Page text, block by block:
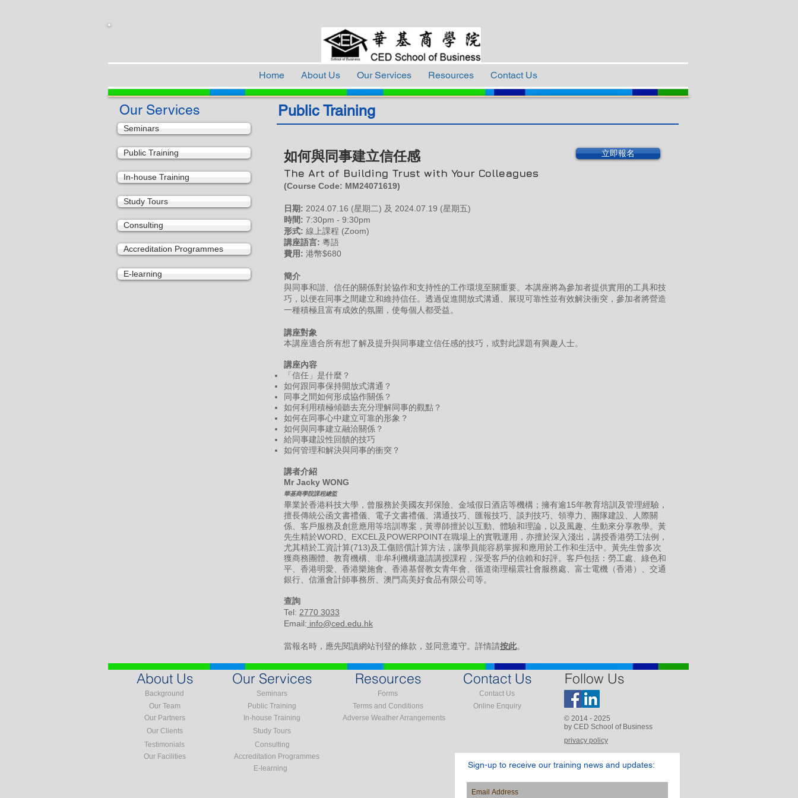
Home About Us Our Services Resources Contact Us
Our Services
Seminars
Public Training
In-house Training
Study Tours
Consulting
Accreditation Programmes
E-learning
Public Training
如何與同事建立信任感
The Art of Building Trust with Your Colleagues
(Course Code: MM24071619)
日期: 2024 .07.16 (星期二) 及 2024.07 .19 (星期五)
時間: 7:30pm - 9:30pm
形式: 線上課程 (Zoom)
講座語言: 粵語
費用: 港幣$680
簡介
與同事和諧、信任的關係對於協作和支持性的工作環境至關重要。本講座將為參加者提供實用的工具和技
巧，以便在同事之間建立和維持信任。透過促進開放式溝通、展現可靠性並有效解決衝突，參加者將營造
一種積極且富有成效的氛圍，使每個人都受益。
講座對象
本講座適合所有想了解及提升與同事建立信任感的技巧，或對此課題有興趣人士。
講座內容
「信任」是什麼？
如何跟同事保持開放式溝通？
同事之間如何形成協作關係？
如何利用積極傾聽去充分理解同事的觀點？
如何在同事心中建立可靠的形象？
如何與同事建立融洽關係？
給同事建設性回饋的技巧
如何管理和解決與同事的衝突？
講者介紹
Mr Jacky WONG
華基商學院課程總監
畢業於香港科技大學，曾服務於美國友邦保險、金域假日酒店等機構；擁有逾15年教育培訓及管理經驗，
擅長傳統公函文書禮儀、電子文書禮儀、溝通技巧、匯報技巧、談判技巧、領導力、團隊建設、人際關
係、客戶服務及創意應用等培訓專案，黃導師擅於以互動、體驗和理論，以及風趣、生動來分享教學。黃
先生精於WORD、EXCEL及POWERPOINT在職場上的實戰運用，亦擅於深入淺出，講授香港勞工法例，
尤其精於工資計算(713)及工傷賠償計算方法，讓學員能容易掌握和應用於工作和生活中。黃先生曾多次
獲商務團體、教育機構、非牟利機構邀請講授課程，深受客戶的信賴和好評。客戶包括：勞工處、綠色和
平、香港明愛、香港樂施會、香港基督教女青年會、循道衛理楊震社會服務處、富士電機（香港）、交通
銀行、信滙會計師事務所、澳門高美好食品有限公司等。
​查詢
Tel: 2770 3033
Email: info@ced.edu.hk
當報名時，應先閱讀網站刊登的條款，並同意遵守。詳情請按此。
立即報名
About Us
Background
Our Team
Our Partners
Our Clients
Testimonials
Our Facilities
Our Services
Seminars
Public Training
In-house Training
Study Tours
Consulting
Resources
Forms
Terms and Conditions
Contact Us
Contact Us
Online Enquiry
Adverse Weather Arrangements
Follow Us
© 2014 - 2025
by CED School of Business
privacy policy
Accreditation Programmes
E-learning
Sign-up to receive our training news and updates: